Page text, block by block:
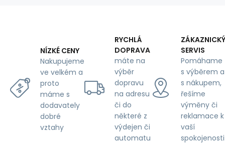
on
white
NÍZKÉ CENY
Nakupujeme
ve velkém a
proto
máme s
dodavately
dobré
vztahy
RYCHLÁ
DOPRAVA
máte na
výběr
dopravu
na adresu
či do
některé z
výdejen či
automatu
ZÁKAZNICKÝ
SERVIS
Pomáhame
s výběrem a
s nákupem,
řešíme
výměny či
reklamace k
vaší
spokojenosti